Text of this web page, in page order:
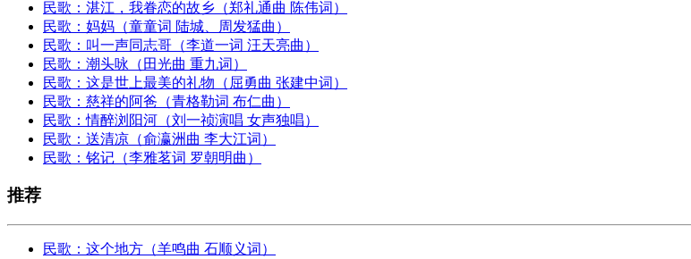
民歌：湛江，我眷恋的故乡（郑礼通曲 陈伟词）
民歌：妈妈（童童词 陆城、周发猛曲）
民歌：叫一声同志哥（李道一词 汪天亮曲）
民歌：潮头咏（田光曲 重九词）
民歌：这是世上最美的礼物（屈勇曲 张建中词）
民歌：慈祥的阿爸（青格勒词 布仁曲）
民歌：情醉浏阳河（刘一祯演唱 女声独唱）
民歌：送清凉（俞瀛洲曲 李大江词）
民歌：铭记（李雅茗词 罗朝明曲）
推荐
民歌：这个地方（羊鸣曲 石顺义词）